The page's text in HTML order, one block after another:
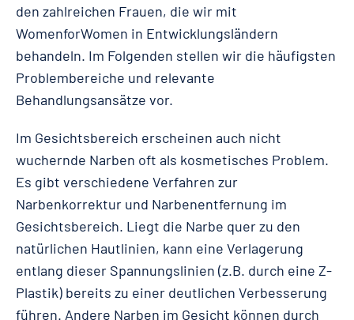
den zahlreichen Frauen, die wir mit
WomenforWomen in Entwicklungsländern
behandeln. Im Folgenden stellen wir die häufigsten
Problembereiche und relevante
Behandlungsansätze vor.
Im Gesichtsbereich erscheinen auch nicht
wuchernde Narben oft als kosmetisches Problem.
Es gibt verschiedene Verfahren zur
Narbenkorrektur und Narbenentfernung im
Gesichtsbereich. Liegt die Narbe quer zu den
natürlichen Hautlinien, kann eine Verlagerung
entlang dieser Spannungslinien (z.B. durch eine Z-
Plastik) bereits zu einer deutlichen Verbesserung
führen. Andere Narben im Gesicht können durch